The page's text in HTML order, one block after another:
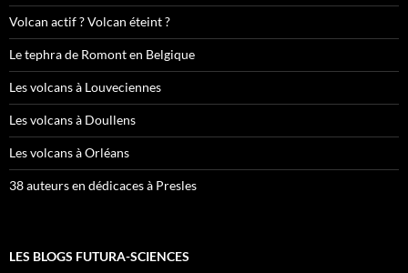
Volcan actif ? Volcan éteint ?
Le tephra de Romont en Belgique
Les volcans à Louveciennes
Les volcans à Doullens
Les volcans à Orléans
38 auteurs en dédicaces à Presles
LES BLOGS FUTURA-SCIENCES